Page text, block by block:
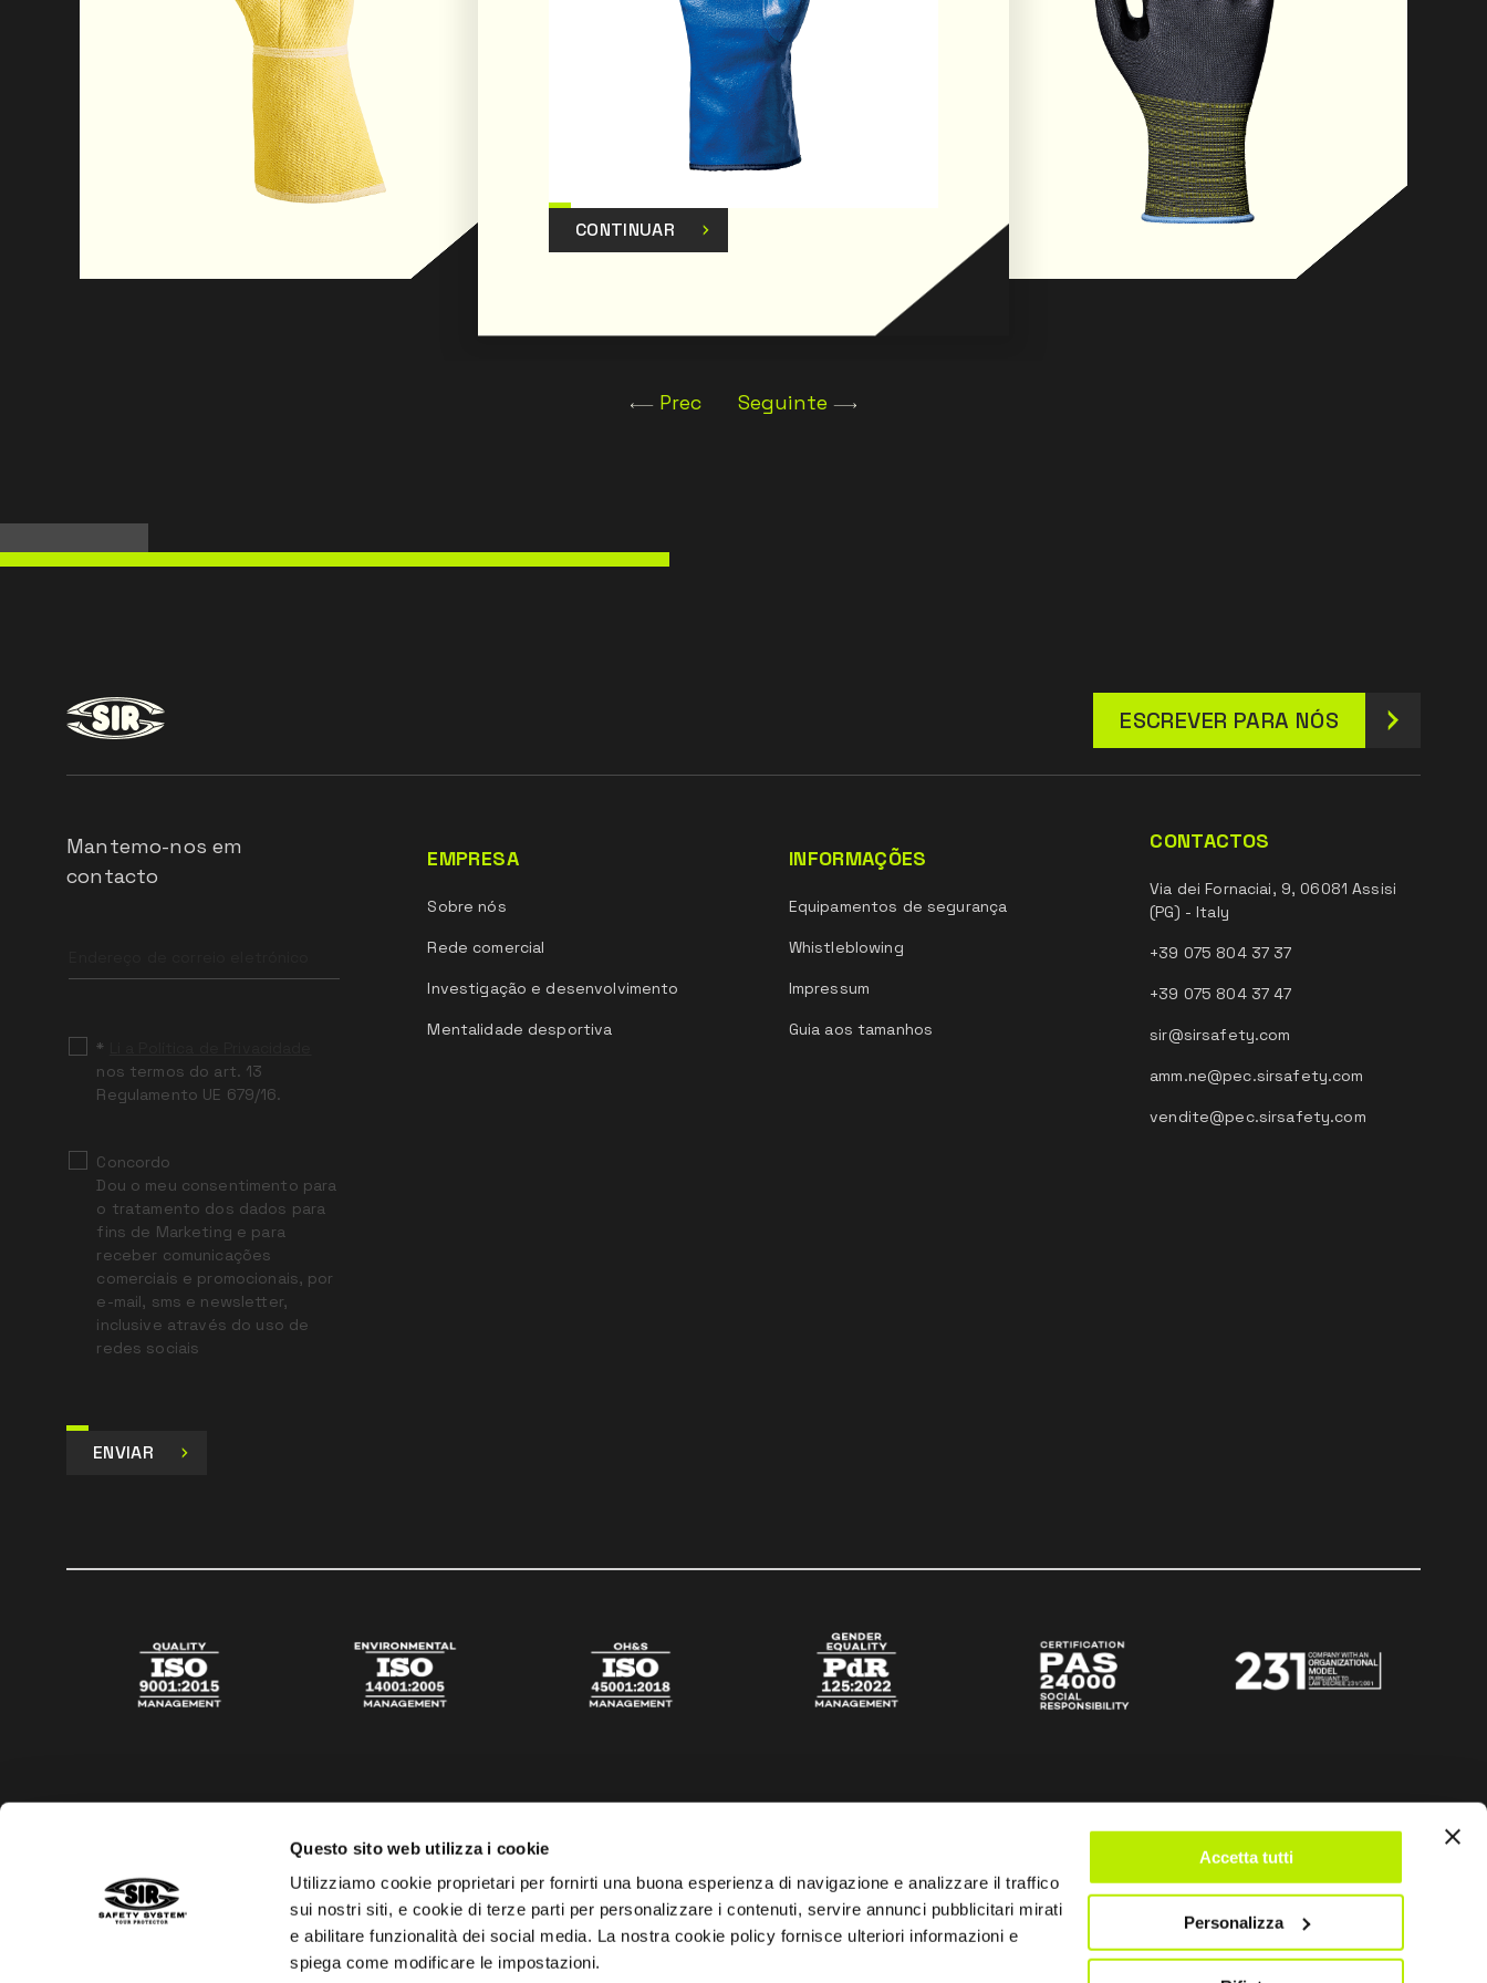
Questo sito web utilizza i cookie
Utilizziamo cookie proprietari per fornirti una buona esperienza di navigazione e analizzare il traffico
sui nostri siti, e cookie di terze parti per personalizzare i contenuti, servire annunci pubblicitari mirati
e abilitare funzionalità dei social media. La nostra cookie policy fornisce ulteriori informazioni e
spiega come modificare le impostazioni.
Accetta tutti
Personalizza
CONTINUAR
Prec Seguinte
ESCREVER PARA NÓS
Mantemo-nos em
contacto
field
*
nos termos do art. 13
Regulamento UE 679/16.
Concordo
Dou o meu consentimento para
o tratamento dos dados para
fins de Marketing e para
receber comunicações
comerciais e promocionais, por
e-mail, sms e newsletter,
inclusive através do uso de
redes sociais
ENVIAR
EMPRESA
Sobre nós
Rede comercial
Investigação e desenvolvimento
Mentalidade desportiva
INFORMAÇÕES
Equipamentos de segurança
Whistleblowing
Impressum
Guia aos tamanhos
CONTACTOS
Via dei Fornaciai, 9, 06081 Assisi
(PG) - Italy
+39 075 804 37 37
+39 075 804 37 47
sir@sirsafety.com
amm.ne@pec.sirsafety.com
vendite@pec.sirsafety.com